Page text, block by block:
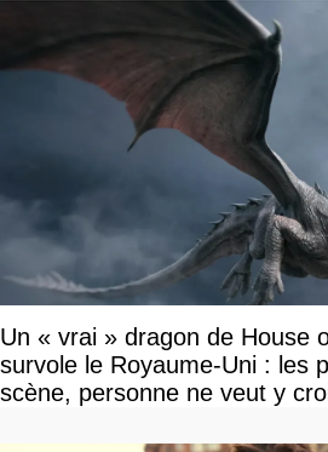
Un « vrai » dragon de House
survole le Royaume-Uni : les
scène, personne ne veut y